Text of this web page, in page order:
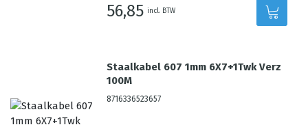
56,85 incl. BTW
Staalkabel 607 1mm 6X7+1Twk Verz
100M
8716336523657